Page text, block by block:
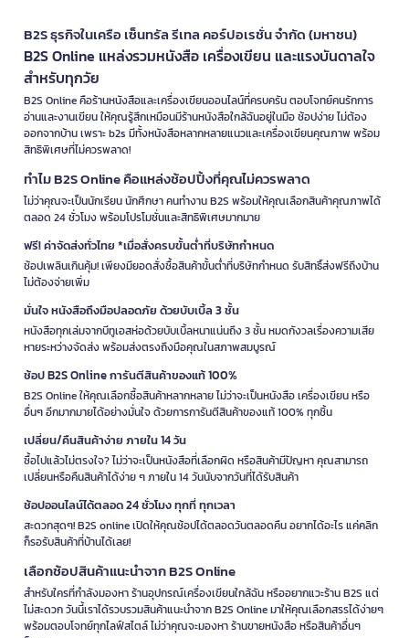
B2S ธุรกิจในเครือ เซ็นทรัล รีเทล คอร์ปอเรชั่น จำกัด (มหาชน)
B2S Online แหล่งรวมหนังสือ เครื่องเขียน และแรงบันดาลใจ
สำหรับทุกวัย
B2S Online คือร้านหนังสือและเครื่องเขียนออนไลน์ที่ครบครัน ตอบโจทย์คนรักการ
อ่านและงานเขียน ให้คุณรู้สึกเหมือนมีร้านหนังสือใกล้ฉันอยู่ในมือ ช้อปง่าย ไม่ต้อง
ออกจากบ้าน เพราะ b2s มีทั้งหนังสือหลากหลายแนวและเครื่องเขียนคุณภาพ พร้อม
สิทธิพิเศษที่ไม่ควรพลาด!
ทำไม B2S Online คือแหล่งช้อปปิ้งที่คุณไม่ควรพลาด
ไม่ว่าคุณจะเป็นนักเรียน นักศึกษา คนทำงาน B2S พร้อมให้คุณเลือกสินค้าคุณภาพได้
ตลอด 24 ชั่วโมง พร้อมโปรโมชั่นและสิทธิพิเศษมากมาย
ฟรี! ค่าจัดส่งทั่วไทย *เมื่อสั่งครบขั้นต่ำที่บริษัทกำหนด
ช้อปเพลินเกินคุ้ม! เพียงมียอดสั่งซื้อสินค้าขั้นต่ำที่บริษัทกำหนด รับสิทธิ์ส่งฟรีถึงบ้าน
ไม่ต้องจ่ายเพิ่ม
มั่นใจ หนังสือถึงมือปลอดภัย ด้วยบับเบิ้ล 3 ชั้น
หนังสือทุกเล่มจากบีทูเอสห่อด้วยบับเบิ้ลหนาแน่นถึง 3 ชั้น หมดกังวลเรื่องความเสีย
หายระหว่างจัดส่ง พร้อมส่งตรงถึงมือคุณในสภาพสมบูรณ์
ช้อป B2S Online การันตีสินค้าของแท้ 100%
B2S Online ให้คุณเลือกซื้อสินค้าหลากหลาย ไม่ว่าจะเป็นหนังสือ เครื่องเขียน หรือ
อื่นๆ อีกมากมายได้อย่างมั่นใจ ด้วยการการันตีสินค้าของแท้ 100% ทุกชิ้น
เปลี่ยน/คืนสินค้าง่าย ภายใน 14 วัน
ซื้อไปแล้วไม่ตรงใจ? ไม่ว่าจะเป็นหนังสือที่เลือกผิด หรือสินค้ามีปัญหา คุณสามารถ
เปลี่ยนหรือคืนสินค้าได้ง่าย ๆ ภายใน 14 วันนับจากวันที่ได้รับสินค้า
ช้อปออนไลน์ได้ตลอด 24 ชั่วโมง ทุกที่ ทุกเวลา
สะดวกสุดๆ! B2S online เปิดให้คุณช้อปได้ตลอดวันตลอดคืน อยากได้อะไร แค่คลิก
ก็รอรับสินค้าที่บ้านได้เลย!
เลือกช้อปสินค้าแนะนำจาก B2S Online
สำหรับใครที่กำลังมองหา ร้านอุปกรณ์เครื่องเขียนใกล้ฉัน หรืออยากแวะร้าน B2S แต่
ไม่สะดวก วันนี้เราได้รวบรวมสินค้าแนะนำจาก B2S Online มาให้คุณเลือกสรรได้ง่ายๆ
พร้อมตอบโจทย์ทุกไลฟ์สไตล์ ไม่ว่าคุณจะมองหา ร้านขายหนังสือ หรือสินค้าอื่นๆ